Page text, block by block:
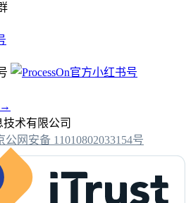
→
术有限公司
公网安备 11010802033154号